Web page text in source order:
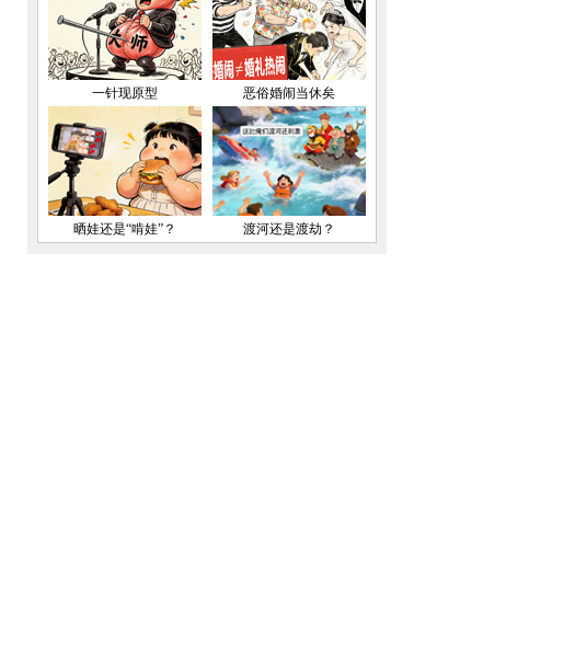
一针现原型 恶俗婚闹当休矣
晒娃还是“啃娃”？ 渡河还是渡劫？